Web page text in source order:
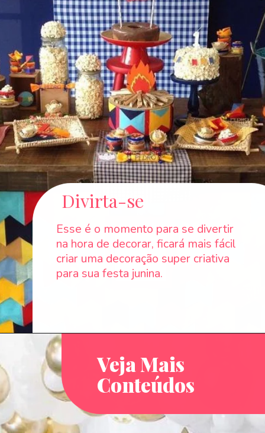
Divirta-se
Esse é o momento para se divertir
na hora de decorar, ficará mais fácil
criar uma decoração super criativa
para sua festa junina.
Veja Mais
Conteúdos